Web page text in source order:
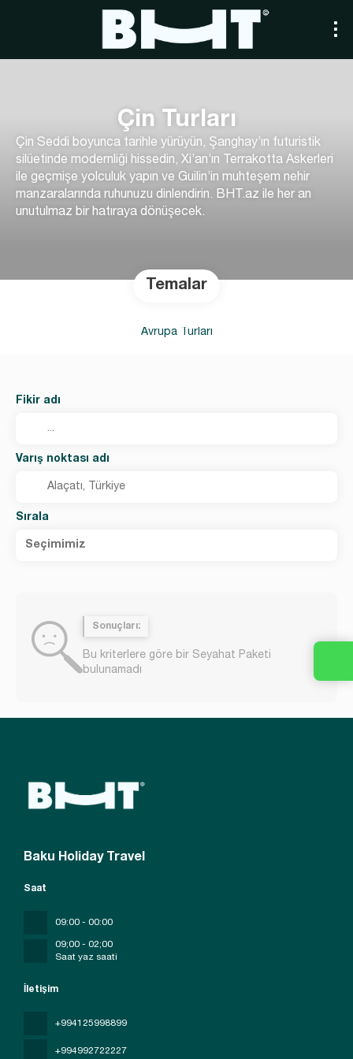
Çin Turları
Çin Seddi boyunca tarihle yürüyün, Şanghay’ın futuristik
silüetinde modernliği hissedin, Xi’an’ın Terrakotta Askerleri
ile geçmişe yolculuk yapın ve Guilin’in muhteşem nehir
manzaralarında ruhunuzu dinlendirin. BHT.az ile her an
unutulmaz bir hatıraya dönüşecek.
Temalar
Avrupa Turları
Fikir adı
Varış noktası adı
Sırala
Seçimimiz
Sonuçları:
Bu kriterlere göre bir Seyahat Paketi
bulunamadı
Baku Holiday Travel
İletişim
+994125998899
+994992722227
Saat
09:00 - 00:00
09;00 - 02;00
Saat yaz saati